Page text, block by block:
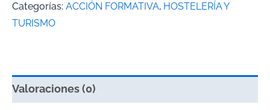
Categorías: ACCIÓN FORMATIVA, HOSTELERÍA Y
TURISMO
Valoraciones (0)